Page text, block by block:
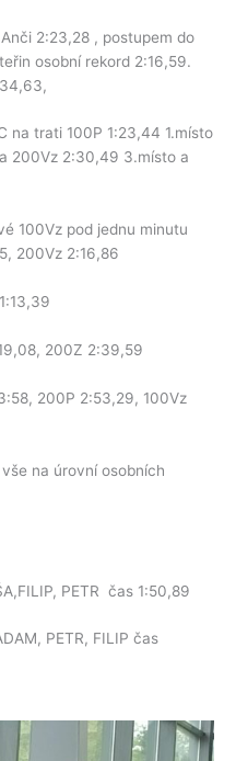
2:23,28 , postupem do
osobní rekord 2:16,59.
na trati 100P 1:23,44 1.místo
200Vz 2:30,49 3.místo a
100Vz pod jednu minutu
200Vz 2:16,86
200Z 2:39,59
200P 2:53,29, 100Vz
na úrovní osobních
PETR čas 1:50,89
PETR, FILIP čas